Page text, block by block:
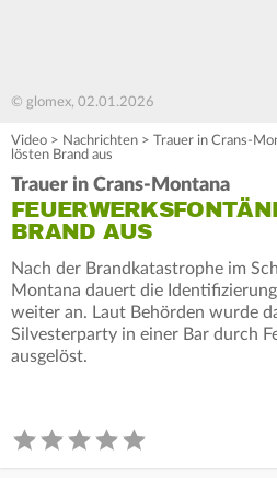
© glomex, 02.01.2026
Video > Nachrichten > Trauer in Crans-
lösten Brand aus
Trauer in Crans-Montana
BRAND AUS
Nach der Brandkatastrophe im
Montana dauert die
weiter an. Laut Behörden wurde
Silvesterparty in einer Bar durch
ausgelöst.